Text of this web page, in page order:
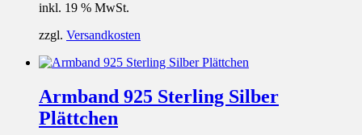
inkl. 19 % MwSt.
zzgl. Versandkosten
Armband 925 Sterling Silber
Plättchen